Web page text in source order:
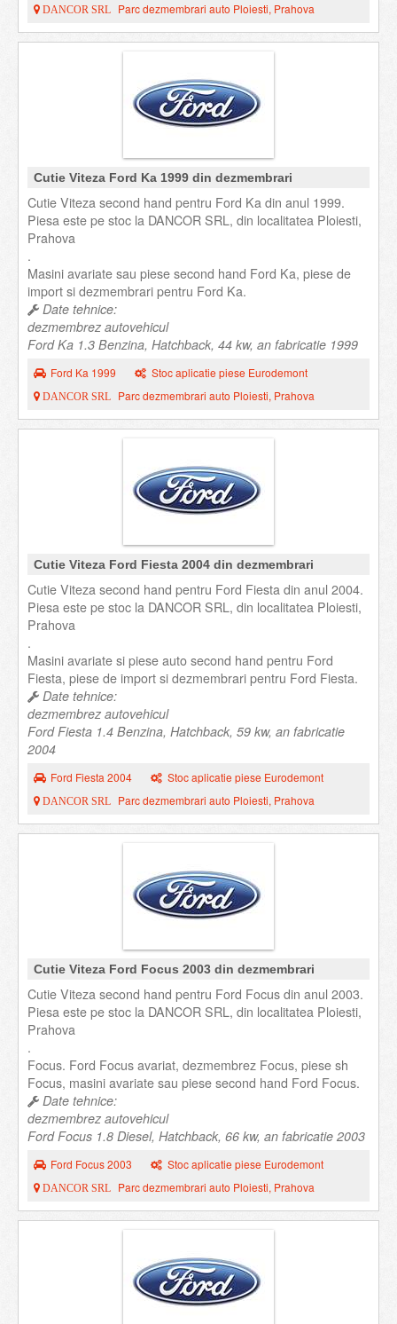
DANCOR SRL Parc dezmembrari auto Ploiesti, Prahova
Cutie Viteza Ford Ka 1999 din dezmembrari
Cutie Viteza second hand pentru Ford Ka din anul 1999.
Piesa este pe stoc la DANCOR SRL, din localitatea Ploiesti,
Prahova
.
Masini avariate sau piese second hand Ford Ka, piese de
import si dezmembrari pentru Ford Ka.
Date tehnice:
dezmembrez autovehicul
Ford Ka 1.3 Benzina, Hatchback, 44 kw, an fabricatie 1999
Ford Ka 1999 Stoc aplicatie piese Eurodemont
DANCOR SRL Parc dezmembrari auto Ploiesti, Prahova
Cutie Viteza Ford Fiesta 2004 din dezmembrari
Cutie Viteza second hand pentru Ford Fiesta din anul 2004.
Piesa este pe stoc la DANCOR SRL, din localitatea Ploiesti,
Prahova
.
Masini avariate si piese auto second hand pentru Ford
Fiesta, piese de import si dezmembrari pentru Ford Fiesta.
Date tehnice:
dezmembrez autovehicul
Ford Fiesta 1.4 Benzina, Hatchback, 59 kw, an fabricatie
2004
Ford Fiesta 2004 Stoc aplicatie piese Eurodemont
DANCOR SRL Parc dezmembrari auto Ploiesti, Prahova
Cutie Viteza Ford Focus 2003 din dezmembrari
Cutie Viteza second hand pentru Ford Focus din anul 2003.
Piesa este pe stoc la DANCOR SRL, din localitatea Ploiesti,
Prahova
.
Focus. Ford Focus avariat, dezmembrez Focus, piese sh
Focus, masini avariate sau piese second hand Ford Focus.
Date tehnice:
dezmembrez autovehicul
Ford Focus 1.8 Diesel, Hatchback, 66 kw, an fabricatie 2003
Ford Focus 2003 Stoc aplicatie piese Eurodemont
DANCOR SRL Parc dezmembrari auto Ploiesti, Prahova